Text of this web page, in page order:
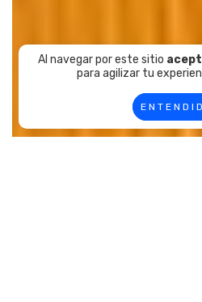
Al navegar por este sitio
para agilizar tu